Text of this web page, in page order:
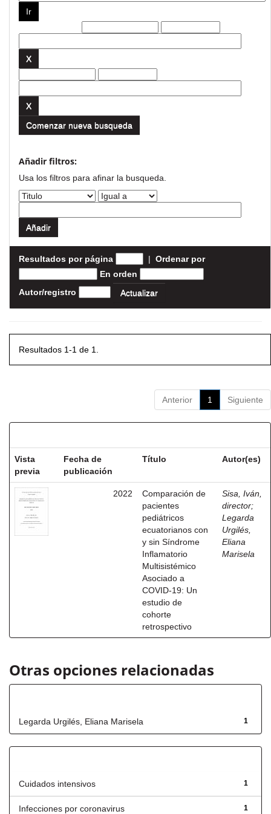
Comenzar nueva busqueda
Añadir filtros:
Usa los filtros para afinar la busqueda.
Resultados por página | Ordenar por
En orden
Autor/registro
Resultados 1-1 de 1.
Anterior 1 Siguiente
Vista
previa
Fecha de
publicación
Título Autor(es)
2022
Comparación de
pacientes
pediátricos
ecuatorianos con
y sin Síndrome
Inflamatorio
Multisistémico
Asociado a
COVID-19: Un
estudio de
cohorte
retrospectivo
Sisa, Iván,
director;
Legarda
Urgilés,
Eliana
Marisela
Otras opciones relacionadas
1
Legarda Urgilés, Eliana Marisela
1
Cuidados intensivos
1
Infecciones por coronavirus